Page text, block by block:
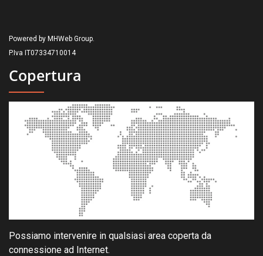
Powered by MHWeb Group.
P.Iva IT07334710014
Copertura
Possiamo intervenire in qualsiasi area coperta da
connessione ad Internet.